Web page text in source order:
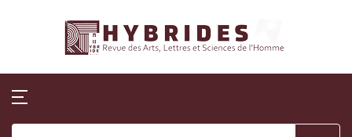
Revue Hybrides
Accueil
Publications
Numéros
Revue
Sur la révue
Compte